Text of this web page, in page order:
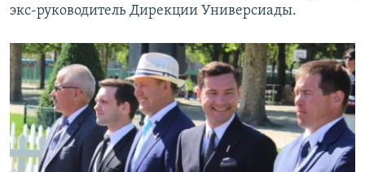
экс-руководитель Дирекции Универсиады.